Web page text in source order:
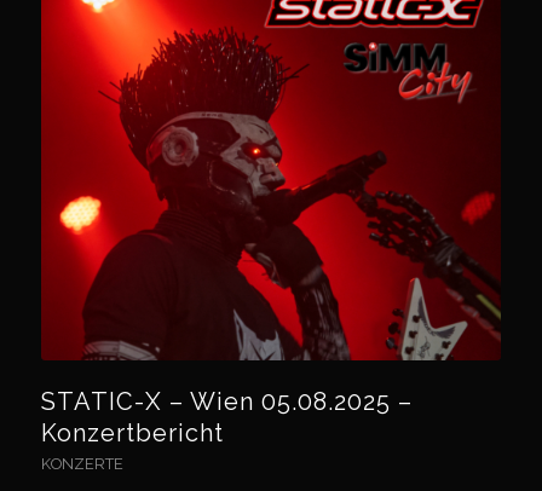
STATIC-X – Wien 05.08.2025 –
Konzertbericht
KONZERTE